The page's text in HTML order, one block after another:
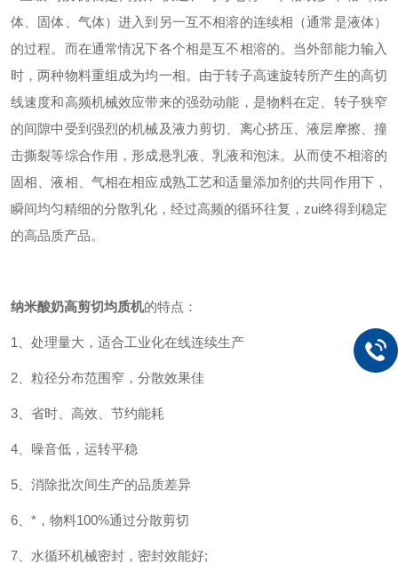
体、固体、气体）进入到另一互不相溶的连续相（通常是液体）
的过程。而在通常情况下各个相是互不相溶的。当外部能力输入
时，两种物料重组成为均一相。由于转子高速旋转所产生的高切
线速度和高频机械效应带来的强劲动能，是物料在定、转子狭窄
的间隙中受到强烈的机械及液力剪切、离心挤压、液层摩擦、撞
击撕裂等综合作用，形成悬乳液、乳液和泡沫。从而使不相溶的
固相、液相、气相在相应成熟工艺和适量添加剂的共同作用下，
瞬间均匀精细的分散乳化，经过高频的循环往复，zui终得到稳定
的高品质产品。
纳米酸奶高剪切均质机的特点：
1 、处理量大，适合工业化在线连续生产
2 、粒径分布范围窄，分散效果佳
3 、省时、高效、节约能耗
4 、噪音低，运转平稳
5 、消除批次间生产的品质差异
6 、*，物料100%通过分散剪切
7 、水循环机械密封，密封效能好;